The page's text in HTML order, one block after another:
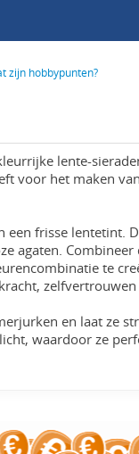
zijn hobbypunten?
lente-
voor het maken
een frisse lentetint.
agaten.
te
en laat ze
waardoor ze